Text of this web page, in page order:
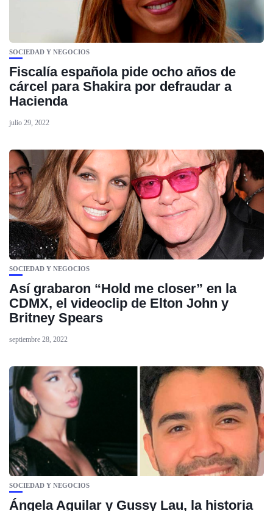
SOCIEDAD Y NEGOCIOS
Fiscalía española pide ocho años de
cárcel para Shakira por defraudar a
Hacienda
julio 29, 2022
SOCIEDAD Y NEGOCIOS
Así grabaron “Hold me closer” en la
CDMX, el videoclip de Elton John y
Britney Spears
septiembre 28, 2022
SOCIEDAD Y NEGOCIOS
Ángela Aguilar y Gussy Lau, la historia